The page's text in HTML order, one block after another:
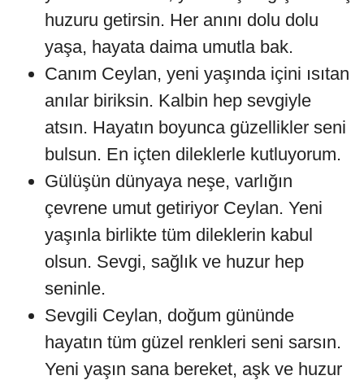
huzuru getirsin. Her anını dolu dolu
yaşa, hayata daima umutla bak.
Canım Ceylan, yeni yaşında içini ısıtan
anılar biriksin. Kalbin hep sevgiyle
atsın. Hayatın boyunca güzellikler seni
bulsun. En içten dileklerle kutluyorum.
Gülüşün dünyaya neşe, varlığın
çevrene umut getiriyor Ceylan. Yeni
yaşınla birlikte tüm dileklerin kabul
olsun. Sevgi, sağlık ve huzur hep
seninle.
Sevgili Ceylan, doğum gününde
hayatın tüm güzel renkleri seni sarsın.
Yeni yaşın sana bereket, aşk ve huzur